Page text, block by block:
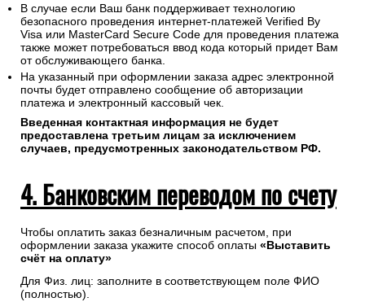
В случае если Ваш банк поддерживает технологию
безопасного проведения интернет-платежей Verified By
Visa или MasterCard Secure Code для проведения платежа
также может потребоваться ввод кода который придет Вам
от обслуживающего банка.
На указанный при оформлении заказа адрес электронной
почты будет отправлено сообщение об авторизации
платежа и электронный кассовый чек.
Введенная контактная информация не будет
предоставлена третьим лицам за исключением
случаев, предусмотренных законодательством РФ.
4. Банковским переводом по счету
Чтобы оплатить заказ безналичным расчетом, при
оформлении заказа укажите способ оплаты «Выставить
счёт на оплату»
Для Физ. лиц: заполните в соответствующем поле ФИО
(полностью).